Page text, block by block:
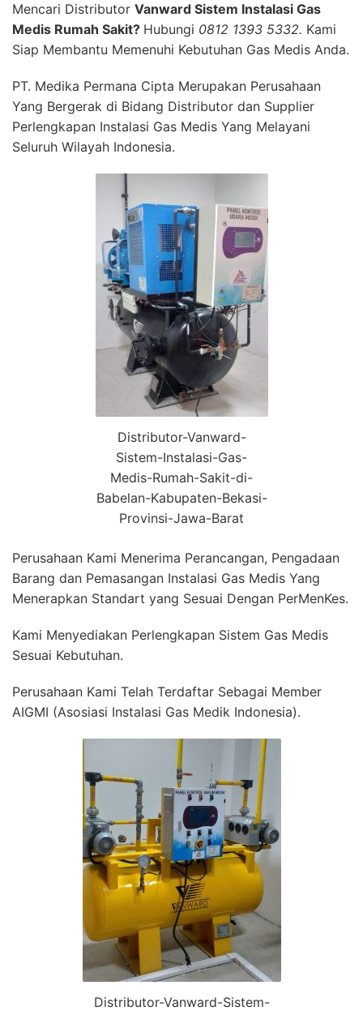
Mencari Distributor Vanward Sistem Instalasi Gas
Medis Rumah Sakit? Hubungi 0812 1393 5332. Kami
Siap Membantu Memenuhi Kebutuhan Gas Medis Anda.
PT. Medika Permana Cipta Merupakan Perusahaan
Yang Bergerak di Bidang Distributor dan Supplier
Perlengkapan Instalasi Gas Medis Yang Melayani
Seluruh Wilayah Indonesia.
Distributor-Vanward-
Sistem-Instalasi-Gas-
Medis-Rumah-Sakit-di-
Babelan-Kabupaten-Bekasi-
Provinsi-Jawa-Barat
Perusahaan Kami Menerima Perancangan, Pengadaan
Barang dan Pemasangan Instalasi Gas Medis Yang
Menerapkan Standart yang Sesuai Dengan PerMenKes.
Kami Menyediakan Perlengkapan Sistem Gas Medis
Sesuai Kebutuhan.
Perusahaan Kami Telah Terdaftar Sebagai Member
AIGMI (Asosiasi Instalasi Gas Medik Indonesia).
Distributor-Vanward-Sistem-